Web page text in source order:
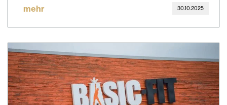
mehr 30.10.2025